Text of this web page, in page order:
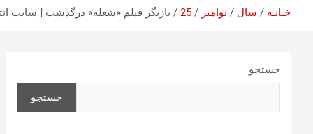
خـانـه سال نوامبر 25 بازیگر فیلم «شعله» درگذشت | سایت
جستجو
جستجو